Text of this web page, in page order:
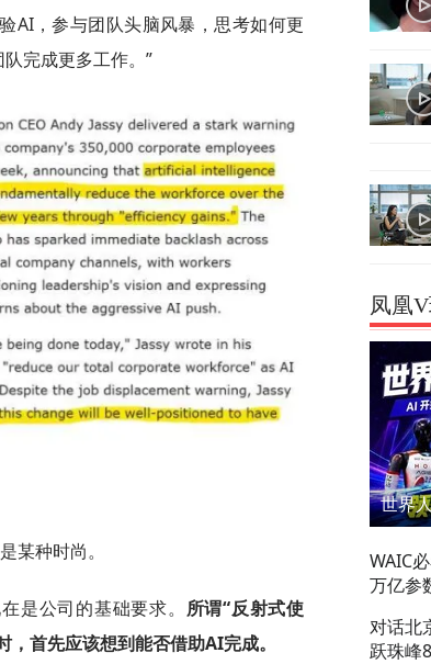
AI，参与团队头脑风暴，思考如何更
完成更多工作。”
某种时尚。
是公司的基础要求。 所谓“反射式使
首先应该想到能否借助AI完成。
凤凰
WAIC
万亿参
对话北
跃珠峰